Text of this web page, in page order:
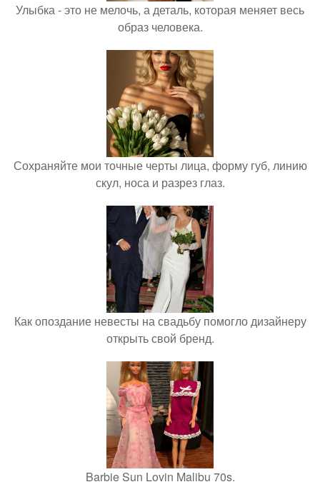
Улыбка - это не мелочь, а деталь, которая меняет весь
образ человека.
Сохраняйте мои точные черты лица, форму губ, линию
скул, носа и разрез глаз.
Как опоздание невесты на свадьбу помогло дизайнеру
открыть свой бренд.
Barbie Sun Lovin Malibu 70s.